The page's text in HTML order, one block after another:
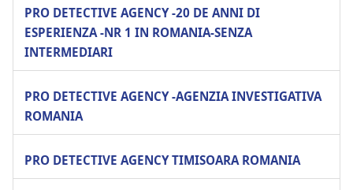
PRO DETECTIVE AGENCY -20 DE ANNI DI
ESPERIENZA -NR 1 IN ROMANIA-SENZA
INTERMEDIARI
PRO DETECTIVE AGENCY -AGENZIA INVESTIGATIVA
ROMANIA
PRO DETECTIVE AGENCY TIMISOARA ROMANIA